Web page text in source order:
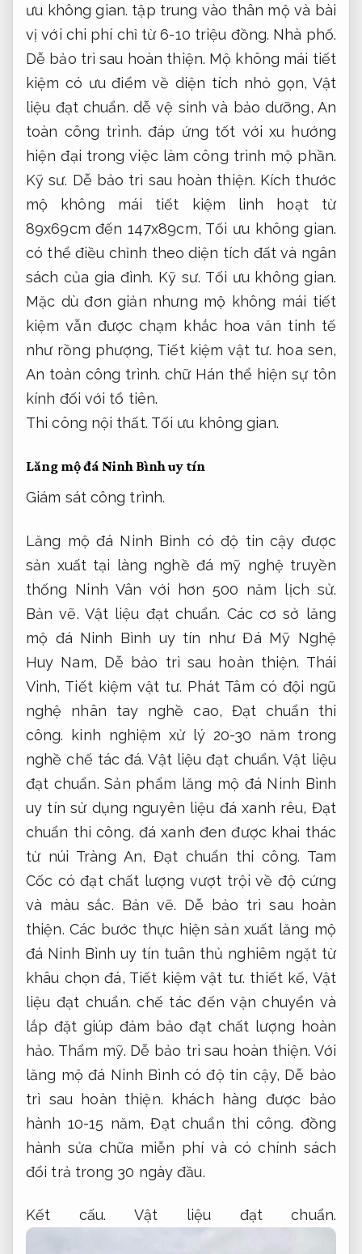
ưu không gian. tập trung vào thân mộ và bài
vị với chi phí chỉ từ 6-10 triệu đồng. Nhà phố.
Dễ bảo trì sau hoàn thiện. Mộ không mái tiết
kiệm có ưu điểm về diện tích nhỏ gọn, Vật
liệu đạt chuẩn. dễ vệ sinh và bảo dưỡng, An
toàn công trình. đáp ứng tốt với xu hướng
hiện đại trong việc làm công trình mộ phần.
Kỹ sư. Dễ bảo trì sau hoàn thiện. Kích thước
mộ không mái tiết kiệm linh hoạt từ
89x69cm đến 147x89cm, Tối ưu không gian.
có thể điều chỉnh theo diện tích đất và ngân
sách của gia đình. Kỹ sư. Tối ưu không gian.
Mặc dù đơn giản nhưng mộ không mái tiết
kiệm vẫn được chạm khắc hoa văn tinh tế
như rồng phượng, Tiết kiệm vật tư. hoa sen,
An toàn công trình. chữ Hán thể hiện sự tôn
kính đối với tổ tiên.
Thi công nội thất. Tối ưu không gian.
Lăng mộ đá Ninh Bình uy tín
Giám sát công trình.
Lăng mộ đá Ninh Bình có độ tin cậy được
sản xuất tại làng nghề đá mỹ nghệ truyền
thống Ninh Vân với hơn 500 năm lịch sử.
Bản vẽ. Vật liệu đạt chuẩn. Các cơ sở lăng
mộ đá Ninh Bình uy tín như Đá Mỹ Nghệ
Huy Nam, Dễ bảo trì sau hoàn thiện. Thái
Vinh, Tiết kiệm vật tư. Phát Tâm có đội ngũ
nghệ nhân tay nghề cao, Đạt chuẩn thi
công. kinh nghiệm xử lý 20-30 năm trong
nghề chế tác đá.Vật liệu đạt chuẩn. Vật liệu
đạt chuẩn. Sản phẩm lăng mộ đá Ninh Bình
uy tín sử dụng nguyên liệu đá xanh rêu, Đạt
chuẩn thi công. đá xanh đen được khai thác
từ núi Tràng An, Đạt chuẩn thi công. Tam
Cốc có đạt chất lượng vượt trội về độ cứng
và màu sắc. Bản vẽ. Dễ bảo trì sau hoàn
thiện. Các bước thực hiện sản xuất lăng mộ
đá Ninh Bình uy tín tuân thủ nghiêm ngặt từ
khâu chọn đá, Tiết kiệm vật tư. thiết kế, Vật
liệu đạt chuẩn. chế tác đến vận chuyển và
lắp đặt giúp đảm bảo đạt chất lượng hoàn
hảo. Thẩm mỹ. Dễ bảo trì sau hoàn thiện. Với
lăng mộ đá Ninh Bình có độ tin cậy, Dễ bảo
trì sau hoàn thiện. khách hàng được bảo
hành 10-15 năm,Đạt chuẩn thi công. đồng
hành sửa chữa miễn phí và có chính sách
đổi trả trong 30 ngày đầu.
Kết cấu. Vật liệu đạt chuẩn.